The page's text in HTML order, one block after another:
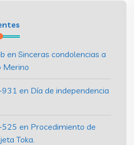
en Sinceras condolencias a
Merino
en Día de independencia
525 en Procedimiento de
Toka.